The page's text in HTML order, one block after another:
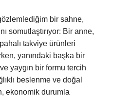
bir sahne,
somutlaştırıyor: Bir anne,
takviye ürünleri
yanındaki başka bir
yaygın bir formu tercih
beslenme ve doğal
ekonomik durumla